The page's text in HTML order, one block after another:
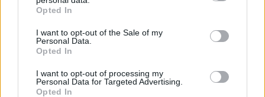
grant or deny consent to Google and its third-party tags to
use your data for below specified purposes in below Google
consent section.
Opted In
I want to opt-out of the Sale of my
Personal Data.
Opted In
I want to opt-out of processing my
Personal Data for Targeted Advertising.
Opted In
Αποθήκευσε το όνομά μου, email, και τον ιστότοπο μου σε
αυτόν τον πλοηγό για την επόμενη φορά που θα σχολιάσω.
ΠΙΣΩ ΣΕ Προσκοπικά παιχνίδια